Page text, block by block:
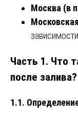
Москва (в
Часть 1. Что
после залива?
1.1.